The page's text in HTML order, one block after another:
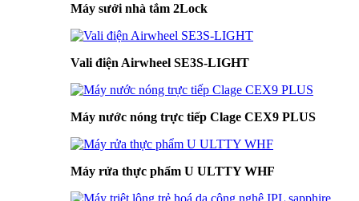
Máy sưởi nhà tắm 2Lock
Vali điện Airwheel SE3S-LIGHT
Máy nước nóng trực tiếp Clage CEX9 PLUS
Máy rửa thực phẩm U ULTTY WHF